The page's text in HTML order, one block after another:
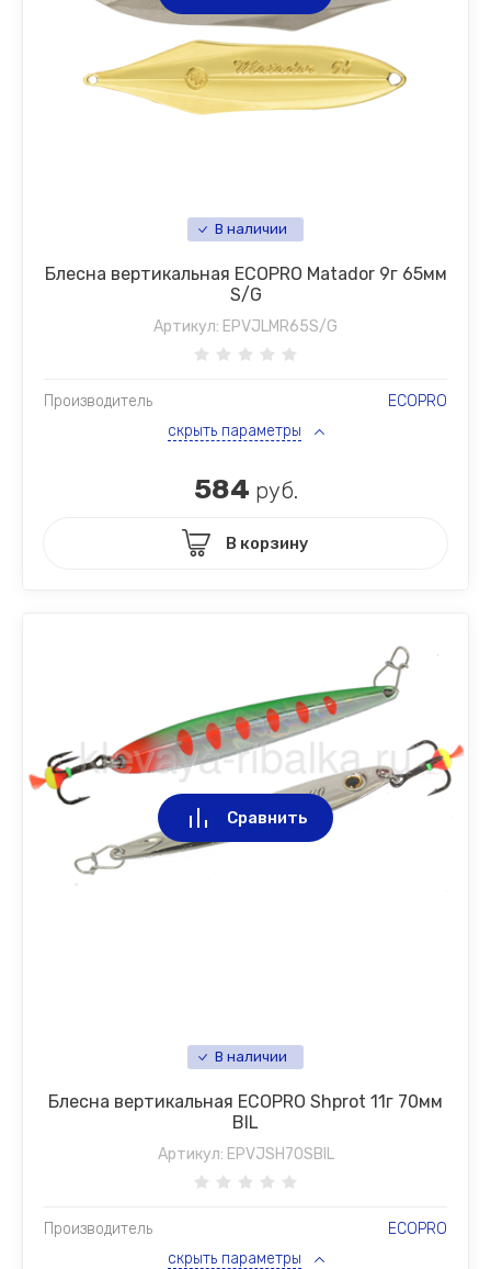
В наличии
Блесна вертикальная ECOPRO Matador 9г 65мм
S/G
Артикул: EPVJLMR65S/G
Производитель
ECOPRO
скрыть параметры
584 руб.
В корзину
В наличии
Блесна вертикальная ECOPRO Shprot 11г 70мм
BIL
Артикул: EPVJSH70SBIL
Производитель
ECOPRO
скрыть параметры
Сравнить